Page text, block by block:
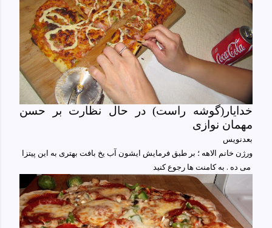
خدایار(گوشه راست) در حال نظارت بر حسن
مهمان نوازی
بعدنویس
ورژن خانم الاهه ؛ بر طبق فرمایش ایشون آب یخ بافت بهتری به این پیتزا